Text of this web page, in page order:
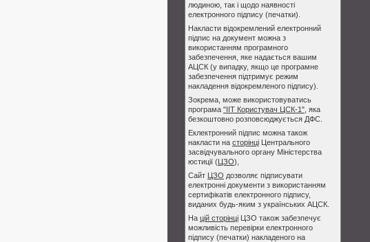
людиною, так і щодо наявності
електронного підпису (печатки).
Накласти відокремлений електронний
підпис на документ можна з
використанням програмного
забезпечення, яке надається вашим
АЦСК (у випадку, якщо це програмне
забезпечення підтримує режим
накладення відокремленого підпису).
Зокрема, може використовуватись
програма "ІІТ Користувач ЦСК-1" , яка
безкоштовно розповсюджується ДФС.
Еклектронний підпис можна також
накласти на сторінці Центрального
засвідчувального органу Міністерства
юстиції (ЦЗО),
Сайт ЦЗО дозволяє підписувати
електронні документи з використанням
сертифікатів електронного підпису,
виданих будь-яким з українських АЦСК.
На цій сторінці ЦЗО також забезпечує
можливість перевірки електронного
підпису (печатки) накладеного на